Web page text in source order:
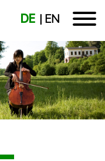
DE EN